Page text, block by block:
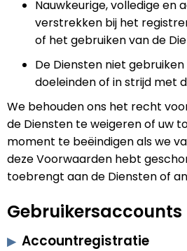
Nauwkeurige, volledige en
verstrekken bij het
of het gebruiken van de
De Diensten niet
doeleinden of in strijd met
We behouden ons het recht
de Diensten te weigeren of uw
moment te beëindigen als we
deze Voorwaarden hebt
toebrengt aan de Diensten of
Gebruikersaccounts
Accountregistratie